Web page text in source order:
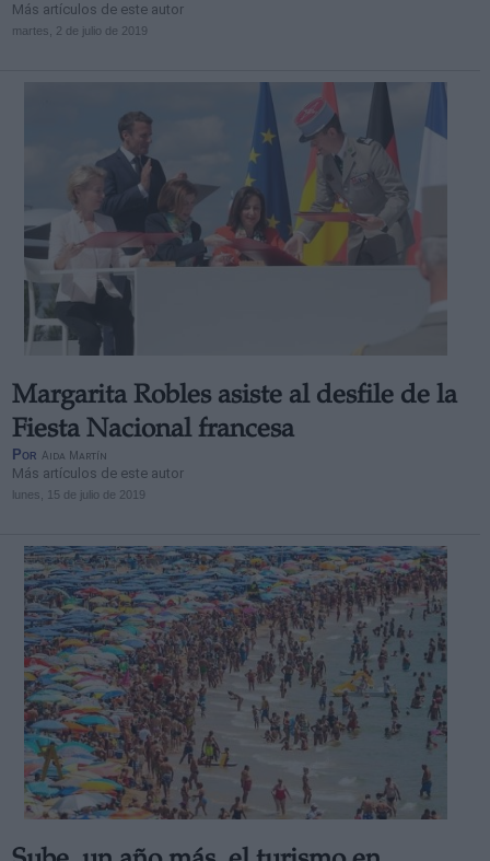
Más artículos de este autor
martes, 2 de julio de 2019
Margarita Robles asiste al desfile de la
Fiesta Nacional francesa
Por Aida Martín
Más artículos de este autor
lunes, 15 de julio de 2019